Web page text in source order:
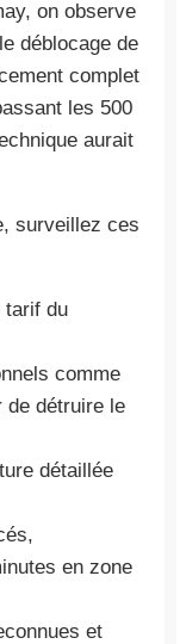
on observe
déblocage de
complet
les 500
aurait
surveillez ces
tarif du
comme
de détruire le
détaillée
en zone
et